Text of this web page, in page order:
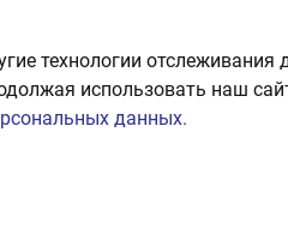
технологии
использовать наш
данных.